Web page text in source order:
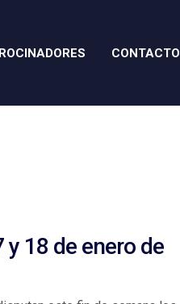
CONTACTO
18 de enero de